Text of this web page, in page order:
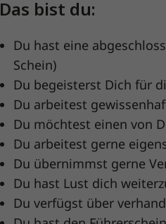
Das bist du:
Du hast eine
Schein)
Du begeisterst Dich für
Du arbeitest
Du möchtest einen von
Du arbeitest gerne
Du übernimmst gerne
Du hast Lust dich
Du verfügst über